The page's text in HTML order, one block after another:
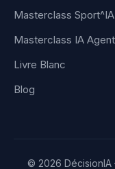
Masterclass Sport^IA
Masterclass IA
Livre Blanc
Blog
© 2026 DécisionIA